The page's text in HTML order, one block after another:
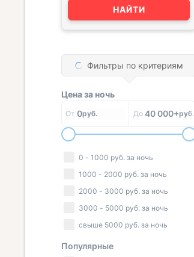
НАЙТИ
Фильтры по критериям
Цена за ночь
От 0руб. До 40 000+руб.
0 - 1000 руб. за ночь
1000 - 2000 руб. за ночь
2000 - 3000 руб. за ночь
3000 - 5000 руб. за ночь
свыше 5000 руб. за ночь
Популярные